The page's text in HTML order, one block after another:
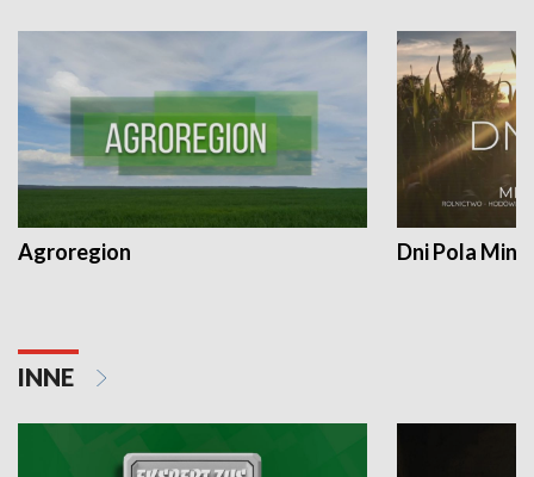
Agroregion Dni Pola
INNE